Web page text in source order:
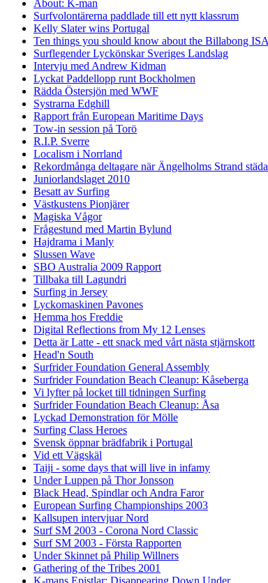
About: K-man
Surfvolontärerna paddlade till ett nytt klassrum
Kelly Slater wins Portugal
Ten things you should know about the Billabong
Surflegender Lyckönskar Sveriges Landslag
Intervju med Andrew Kidman
Lyckat Paddellopp runt Bockholmen
Rädda Östersjön med WWF
Systrarna Edghill
Rapport från European Maritime Days
Tow-in session på Torö
R.I.P. Sverre
Localism i Norrland
Rekordmånga deltagare när Ängelholms Strand
Juniorlandslaget 2010
Besatt av Surfing
Västkustens Pionjärer
Magiska Vågor
Frågestund med Martin Bylund
Hajdrama i Manly
Slussen Wave
SBO Australia 2009 Rapport
Tillbaka till Lagundri
Surfing in Jersey
Lyckomaskinen Pavones
Hemma hos Freddie
Digital Reflections from My 12 Lenses
Detta är Latte - ett snack med vårt nästa stjärnskott
Head'n South
Surfrider Foundation General Assembly
Surfrider Foundation Beach Cleanup: Kåseberga
Vi lyfter på locket till tidningen Surfing
Surfrider Foundation Beach Cleanup: Åsa
Lyckad Demonstration för Mölle
Surfing Class Heroes
Svensk öppnar brädfabrik i Portugal
Vid ett Vägskäl
Taiji - some days that will live in infamy
Under Luppen på Thor Jonsson
Black Head, Spindlar och Andra Faror
European Surfing Championships 2003
Kallsupen intervjuar Nord
Surf SM 2003 - Corona Nord Classic
Surf SM 2003 - Första Rapporten
Under Skinnet på Philip Willners
Gathering of the Tribes 2001
K-mans Epistlar: Disappearing Down Under